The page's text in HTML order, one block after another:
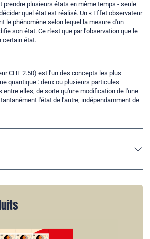
prendre plusieurs états en même temps - seule
quel état est réalisé. Un « Effet observateur
le phénomène selon lequel la mesure d'un
son état. Ce n'est que par l'observation que le
certain état.
CHF 2.50) est l'un des concepts les plus
quantique : deux ou plusieurs particules
entre elles, de sorte qu'une modification de l'une
l'état de l'autre, indépendamment de